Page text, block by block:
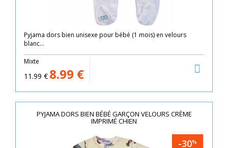
Pyjama dors bien unisexe pour bébé (1 mois) en velours
blanc...
Mixte
11.99 € 8.99 €
PYJAMA DORS BIEN BÉBÉ GARÇON VELOURS CRÈME
IMPRIMÉ CHIEN
-30%